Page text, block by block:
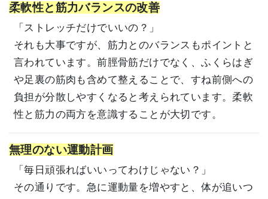
柔軟性と筋力バランスの改善
「ストレッチだけでいいの？」
それも大事ですが、筋力とのバランスもポイントと
言われています。前脛骨筋だけでなく、ふくらはぎ
や足裏の筋肉も含めて整えることで、すね前側への
負担が分散しやすくなると考えられています。柔軟
性と筋力の両方を意識することが大切です。
無理のない運動計画
「毎日頑張ればいいってわけじゃない？」
その通りです。急に運動量を増やすと、体が追いつ